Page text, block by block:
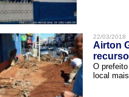
22/03/2018
Airton
O
local